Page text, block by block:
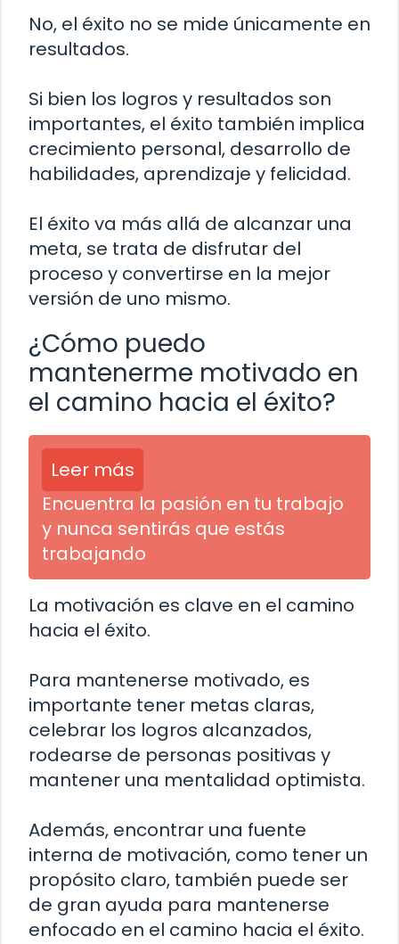
No, el éxito no se mide únicamente en
resultados.
Si bien los logros y resultados son
importantes, el éxito también implica
crecimiento personal, desarrollo de
habilidades, aprendizaje y felicidad.
El éxito va más allá de alcanzar una
meta, se trata de disfrutar del
proceso y convertirse en la mejor
versión de uno mismo.
¿Cómo puedo
mantenerme motivado en
el camino hacia el éxito?
Leer más
Encuentra la pasión en tu trabajo
y nunca sentirás que estás
trabajando
La motivación es clave en el camino
hacia el éxito.
Para mantenerse motivado, es
importante tener metas claras,
celebrar los logros alcanzados,
rodearse de personas positivas y
mantener una mentalidad optimista.
Además, encontrar una fuente
interna de motivación, como tener un
propósito claro, también puede ser
de gran ayuda para mantenerse
enfocado en el camino hacia el éxito.